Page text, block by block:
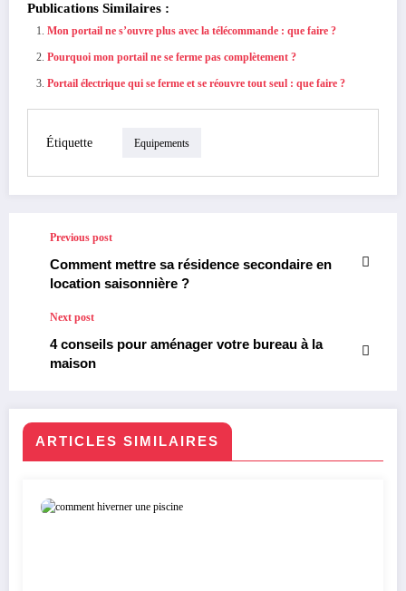
Publications Similaires :
Mon portail ne s’ouvre plus avec la télécommande : que faire ?
Pourquoi mon portail ne se ferme pas complètement ?
Portail électrique qui se ferme et se réouvre tout seul : que faire ?
Étiquette Equipements
Previous post
Comment mettre sa résidence secondaire en
location saisonnière ?
Next post
4 conseils pour aménager votre bureau à la
maison
ARTICLES SIMILAIRES